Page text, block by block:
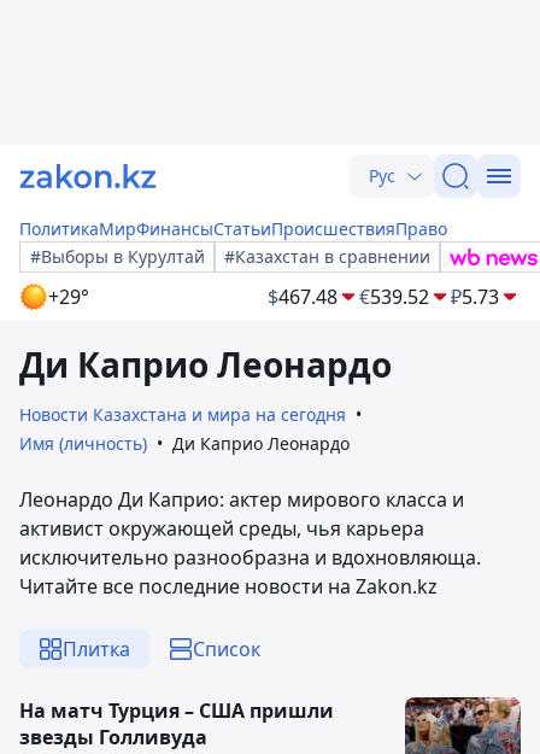
Рус
ПолитикаМирФинансыСтатьиПроисшествияПраво
#Выборы в Курултай
#Казахстан в сравнении
+29° $467.48 €539.52 ₽5.73
Ди Каприо Леонардо
Новости Казахстана и мира на сегодня
Имя (личность)
Ди Каприо Леонардо
Леонардо Ди Каприо: актер мирового класса и
активист окружающей среды, чья карьера
исключительно разнообразна и вдохновляюща.
Читайте все последние новости на Zakon.kz
Плитка Список
На матч Турция – США пришли
звезды Голливуда